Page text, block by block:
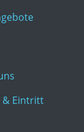
& Eintritt